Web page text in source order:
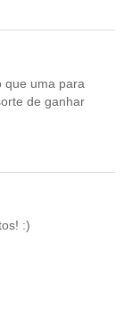
que uma para
de ganhar
:)